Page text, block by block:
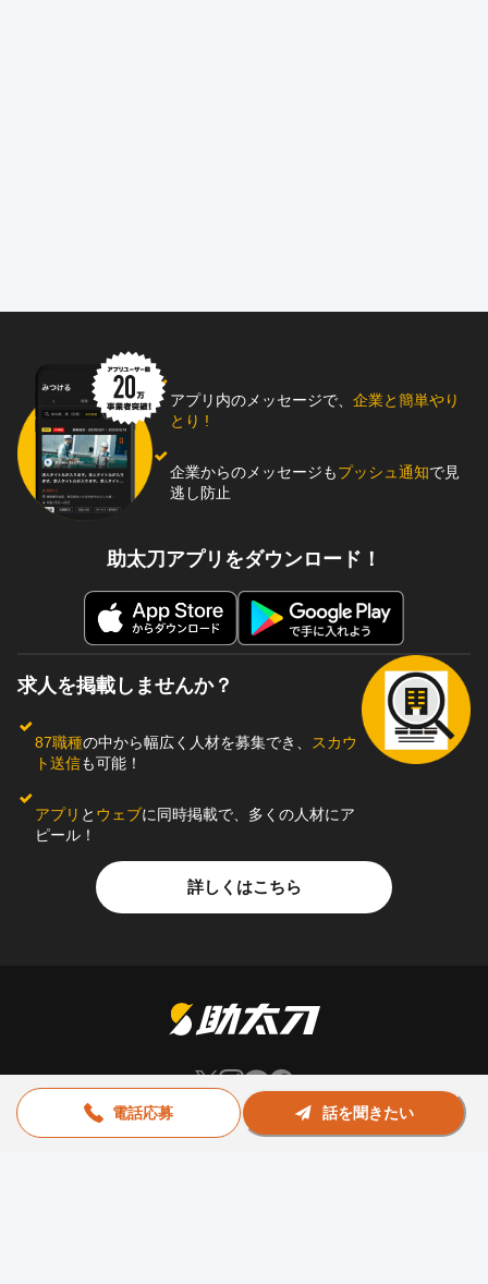
電話応募 話を聞きたい
アプリ内のメッセージで、 企業と簡単やり
とり !
企業からのメッセージもプッシュ通知で見
逃し防止
助太刀アプリをダウンロード！
求人を掲載しませんか？
87職種の中から幅広く人材を募集でき、
スカウ
ト送信も可能！
アプリ と ウェブに同時掲載で、多くの人材にア
ピール！
詳しくはこちら
助太刀社員に掲載をお考えの企業様